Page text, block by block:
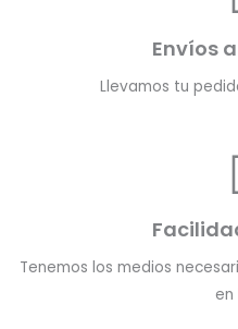
Envíos
Llevamos tu
Tenemos los medios
en